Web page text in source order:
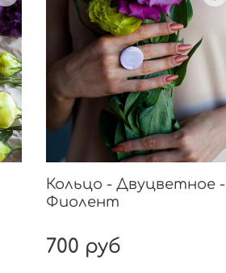
Кольцо - Двуцветное -
Фиолент
700 руб